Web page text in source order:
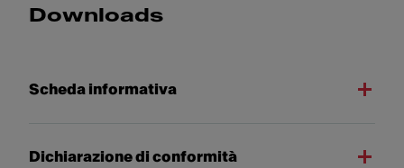
Downloads
Scheda informativa
Dichiarazione di conformità